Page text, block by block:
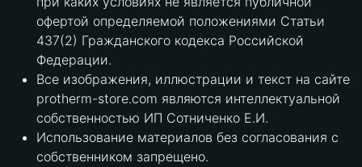
офертой определяемой положениями Статьи
437(2) Гражданского кодекса Российской
Федерации.
Все изображения, иллюстрации и текст на сайте
protherm-store.com являются интеллектуальной
собственностью ИП Сотниченко Е.И.
Использование материалов без согласования с
собственником запрещено.